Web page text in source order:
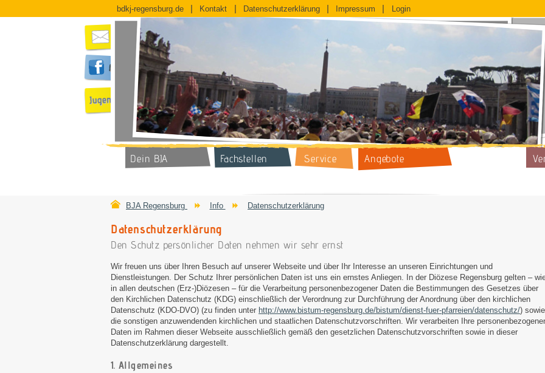
bdkj-regensburg.de Kontakt Datenschutzerklärung Impressum Login
Dein BJA Fachstellen Service Angebote
BJA Regensburg Info Datenschutzerklärung
Datenschutzerklärung
Den Schutz persönlicher Daten nehmen wir sehr ernst
Wir freuen uns über Ihren Besuch auf unserer Webseite und über Ihr Interesse an unseren Einrichtungen und
Dienstleistungen. Der Schutz Ihrer persönlichen Daten ist uns ein ernstes Anliegen. In der Diözese Regensburg gelten –
in allen deutschen (Erz-)Diözesen – für die Verarbeitung personenbezogener Daten die Bestimmungen des Gesetzes über
den Kirchlichen Datenschutz (KDG) einschließlich der Verordnung zur Durchführung der Anordnung über den kirchlichen
Datenschutz (KDO-DVO) (zu finden unter http://www.bistum-regensburg.de/bistum/dienst-fuer-pfarreien/datenschutz/) sowie
die sonstigen anzuwendenden kirchlichen und staatlichen Datenschutzvorschriften. Wir verarbeiten Ihre
Daten im Rahmen dieser Webseite ausschließlich gemäß den gesetzlichen Datenschutzvorschriften sowie in dieser
Datenschutzerklärung dargestellt.
1. Allgemeines